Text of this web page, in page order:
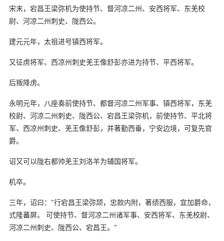
宋末，宕昌王梁弥机为使持节、督河凉二州、安西将军、东羌校
尉、河凉二州刺史、陇西公。
建元元年，太祖进号镇西将军。
又征虏将军、西凉州刺史羌王像舒彭亦进为持节、平西将军。
后叛降虏。
永明元年，八座奏前使持节、都督河凉二州军事、镇西将军，东羌
校尉、河凉二州刺史、陇西公、宕昌王梁弥机，前使持节、平北将
军、西凉州刺史、羌王像舒彭，并著勤西垂，宁安边境，可复先官
爵。
诏又可以陇右都帅羌王刘洛羊为辅国将军。
机卒。
三年，诏曰："行宕昌王梁弥颉，忠款内附，著绩西服，宜加爵命，
式隆蕃屏。 可使持节、督河凉二州诸军事、安西将军、东羌校尉、
河凉二州刺史、陇西公、宕昌王。"